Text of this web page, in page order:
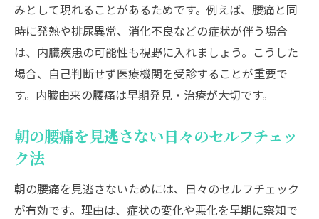
みとして現れることがあるためです。例えば、腰痛と同
時に発熱や排尿異常、消化不良などの症状が伴う場合
は、内臓疾患の可能性も視野に入れましょう。こうした
場合、自己判断せず医療機関を受診することが重要で
す。内臓由来の腰痛は早期発見・治療が大切です。
朝の腰痛を見逃さない日々のセルフチェッ
ク法
朝の腰痛を見逃さないためには、日々のセルフチェック
が有効です。理由は、症状の変化や悪化を早期に察知で